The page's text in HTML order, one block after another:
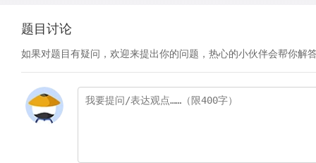
题目讨论
如果对题目有疑问，欢迎来提出你的问题，热心的小伙伴会帮你解